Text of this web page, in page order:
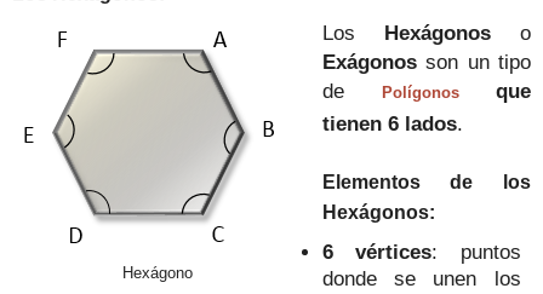
Hexágono
Los Hexágonos
o
Exágonosson un tipo
de
Polígonos
que
tienen 6lados.
Elementosde los
Hexágonos:
6vértices: puntos
donde se unen los